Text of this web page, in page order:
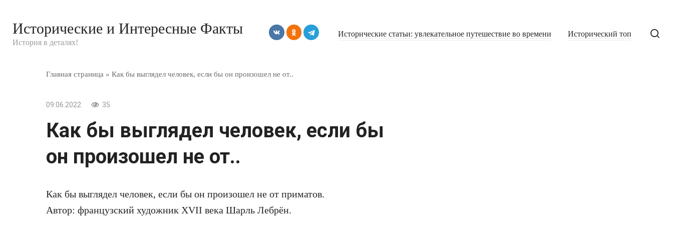
контенту
Исторические и Интересные Факты
История в деталях!
Исторические статьи: увлекательное путешествие во времени Исторический топ
Главная страница » Как бы выглядел человек, если бы он произошел не от..
09.06.2022 35
Как бы выглядел человек, если бы
он произошел не от..
Как бы выглядел человек, если бы он произошел не от приматов.
Автор: французский художник XVII века Шарль Лебрён.